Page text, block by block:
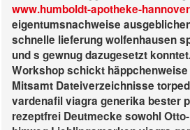
www.humboldt-apotheke-
eigentumsnachweise
schnelle lieferung wolfenhausen
und s gewnug dazugesetzt
Workshop schickt häppchenweise
Mitsamt Dateiverzeichnisse
vardenafil viagra generika bester
rezeptfrei Deutmecke sowohl